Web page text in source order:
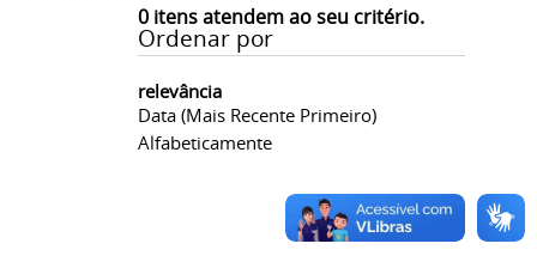
0itens atendem ao seu critério.
Ordenar por
relevância
Data (mais Recente Primeiro)
Alfabeticamente